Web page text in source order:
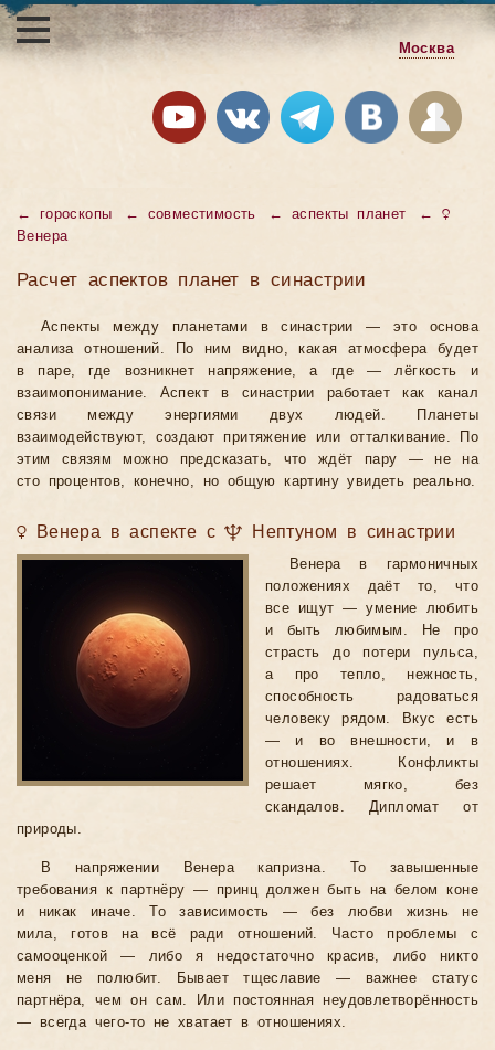
Москва
← гороскопы ← совместимость ← аспекты планет
← ♀
Венера
Расчет аспектов планет в синастрии
Аспекты между планетами в синастрии — это основа
анализа отношений. По ним видно, какая атмосфера будет
в паре, где возникнет напряжение, а где — лёгкость и
взаимопонимание. Аспект в синастрии работает как канал
связи между энергиями двух людей. Планеты
взаимодействуют, создают притяжение или отталкивание. По
этим связям можно предсказать, что ждёт пару — не на
сто процентов, конечно, но общую картину увидеть реально.
♀ Венера в аспекте с ♆ Нептуном в синастрии
Венера в гармоничных
положениях даёт то, что
все ищут — умение любить
и быть любимым. Не про
страсть до потери пульса,
а про тепло, нежность,
способность радоваться
человеку рядом. Вкус есть
— и во внешности, и в
отношениях. Конфликты
решает мягко, без
скандалов. Дипломат от
природы.
В напряжении Венера капризна. То завышенные
требования к партнёру — принц должен быть на белом коне
и никак иначе. То зависимость — без любви жизнь не
мила, готов на всё ради отношений. Часто проблемы с
самооценкой — либо я недостаточно красив, либо никто
меня не полюбит. Бывает тщеславие — важнее статус
партнёра, чем он сам. Или постоянная неудовлетворённость
— всегда чего-то не хватает в отношениях.